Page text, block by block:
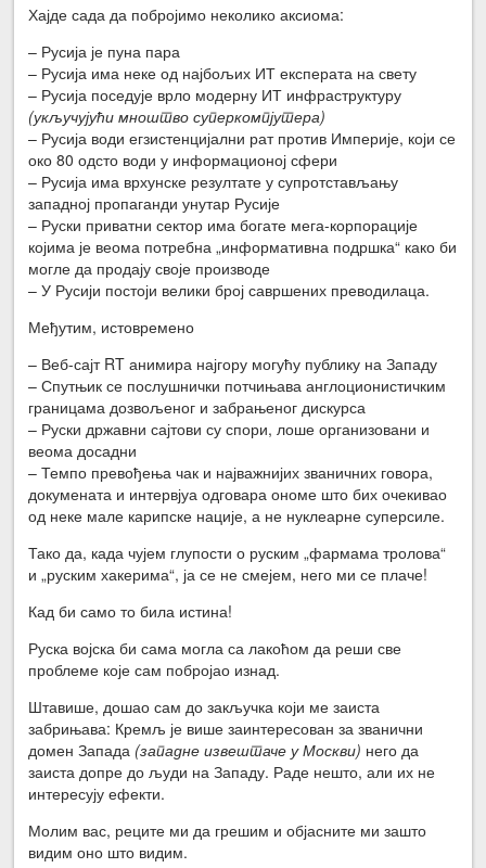
Хајде сада да побројимо неколико аксиома:
– Русија је пуна пара
– Русија има неке од најбољих ИТ експерата на свету
– Русија поседује врло модерну ИТ инфраструктуру
(укључујући мноштво суперкомпјутера)
– Русија води егзистенцијални рат против Империје, који се
око 80 одсто води у информационој сфери
– Русија има врхунске резултате у супротстављању
западној пропаганди унутар Русије
– Руски приватни сектор има богате мега-корпорације
којима је веома потребна „информативна подршка“ како би
могле да продају своје производе
– У Русији постоји велики број савршених преводилаца.
Међутим, истовремено
– Веб-сајт RT анимира најгору могућу публику на Западу
– Спутњик се послушнички потчињава англоционистичким
границама дозвољеног и забрањеног дискурса
– Руски државни сајтови су спори, лоше организовани и
веома досадни
– Темпо превођења чак и најважнијих званичних говора,
докумената и интервјуа одговара ономе што бих очекивао
од неке мале карипске нације, а не нуклеарне суперсиле.
Тако да, када чујем глупости о руским „фармама тролова“
и „руским хакерима“, ја се не смејем, него ми се плаче!
Кад би само то била истина!
Руска војска би сама могла са лакоћом да реши све
проблеме које сам побројао изнад.
Штавише, дошао сам до закључка који ме заиста
забрињава: Кремљ је више заинтересован за званични
домен Запада (западне извештаче у Москви) него да
заиста допре до људи на Западу. Раде нешто, али их не
интересују ефекти.
Молим вас, реците ми да грешим и објасните ми зашто
видим оно што видим.